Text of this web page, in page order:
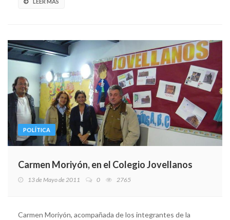
POLÍTICA
Carmen Moriyón, en el Colegio Jovellanos
13 de Mayo de 2011 0 2765
Carmen Moriyón, acompañada de los integrantes de la